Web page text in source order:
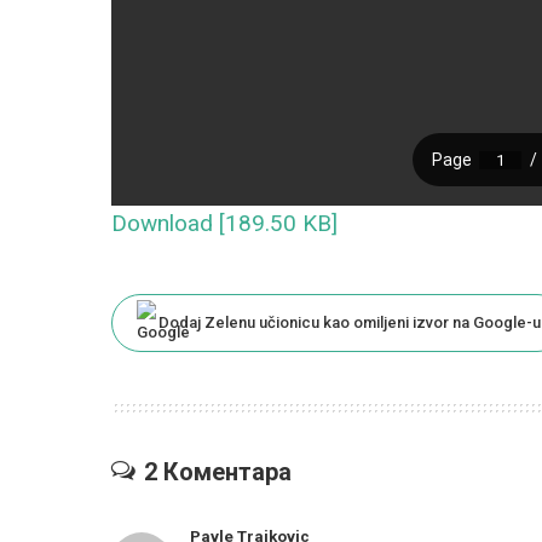
Download [189.50 KB]
Dodaj Zelenu učionicu kao omiljeni izvor na Google-u
2 Коментара
Pavle Trajkovic